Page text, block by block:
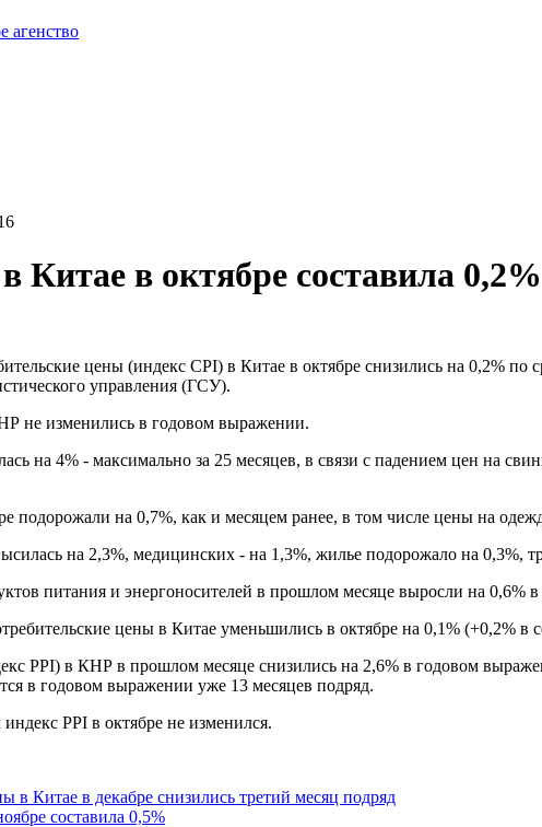
Китае в октябре составила 0,2%
цены (индекс CPI) в Китае в октябре снизились на 0,2%
управления (ГСУ).
не изменились в годовом выражении.
на 4% - максимально за 25 месяцев, в связи с падением цен на
подорожали на 0,7%, как и месяцем ранее, в том числе цены на
на 2,3%, медицинских - на 1,3%, жилье подорожало на 0,3%,
питания и энергоносителей в прошлом месяце выросли на
цены в Китае уменьшились в октябре на 0,1% (+0,2% в
PPI) в КНР в прошлом месяце снизились на 2,6% в годовом
в годовом выражении уже 13 месяцев подряд.
PPI в октябре не изменился.
в Китае в декабре снизились третий месяц подряд
составила 0,5%